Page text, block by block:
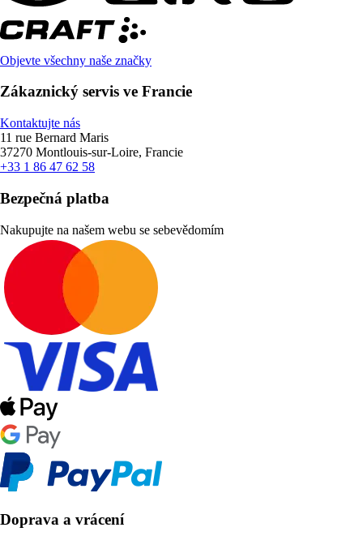
Objevte všechny naše značky
Zákaznický servis ve Francie
Kontaktujte nás
11 rue Bernard Maris
37270 Montlouis-sur-Loire, Francie
+33 1 86 47 62 58
Bezpečná platba
Nakupujte na našem webu se sebevědomím
Doprava a vrácení